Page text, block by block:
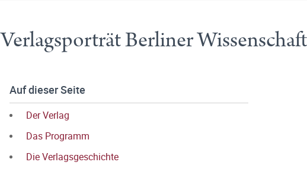
Verlagsporträt Berliner
Auf dieser Seite
Der Verlag
Das Programm
Die Verlagsgeschichte